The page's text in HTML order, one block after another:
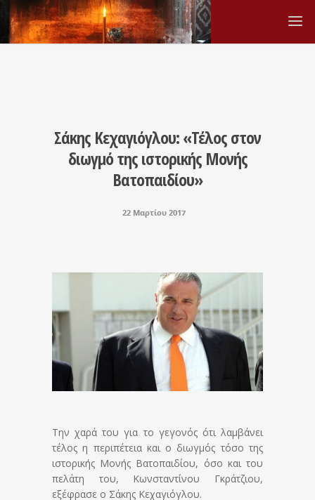
Σάκης Κεχαγιόγλου: «Τέλος στον
διωγμό της ιστορικής Μονής
Βατοπαιδίου»
22 Μαρτίου 2017
Την χαρά του για το γεγονός ότι λαμβάνει
τέλος η περιπέτεια και ο διωγμός τόσο της
ιστορικής Μονής Βατοπαιδίου, όσο και του
πελάτη του, Κωνσταντίνου Γκράτζιου,
εξέφρασε ο Σάκης Κεχαγιόγλου.